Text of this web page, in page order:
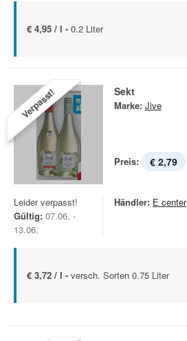
€ 4,95 / l - 0.2 Liter
Verpasst! Sekt
Marke: Jive
Preis: € 2,79
Leider verpasst!
Gültig: 07.06. -
13.06.
Händler: E center
€ 3,72 / l - versch. Sorten 0.75 Liter